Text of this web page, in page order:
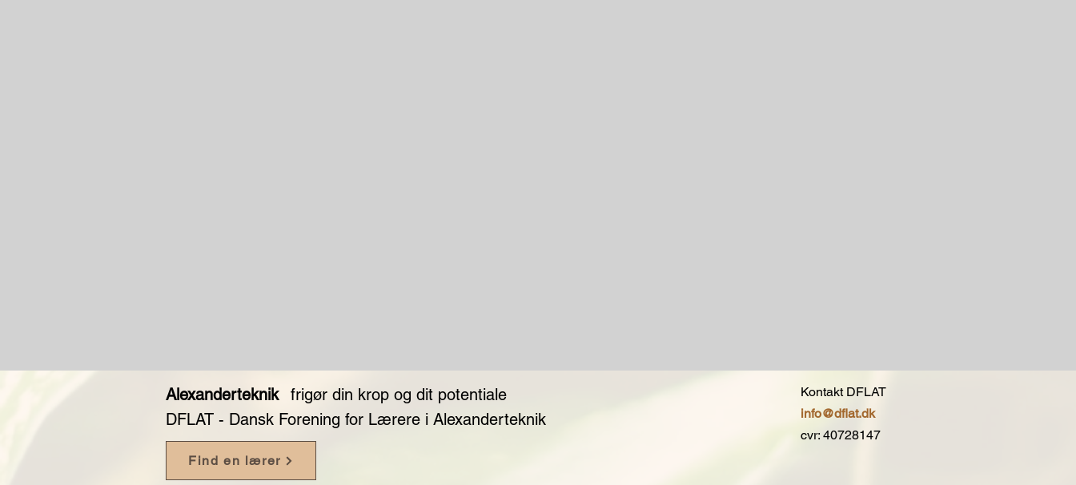
Alexanderteknik frigør din krop og dit potentiale
Find en lærer
Kontakt DFLAT
info@dflat.dk
cvr: 40728147
DFLAT - Dansk Forening for Lærere i Alexanderteknik